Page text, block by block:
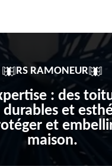
RS RAMONEUR
: des
durables et
et
maison.